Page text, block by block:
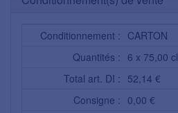
Conditionnement : CARTON
Quantités : 6 x 75,00 cl
Total art. DI : 52,14 €
Consigne : 0,00 €